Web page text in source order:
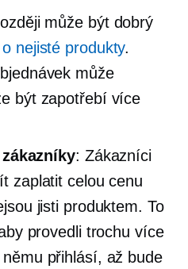
může být dobrý
nejisté produkty.
může
být zapotřebí více
: Zákazníci
zaplatit celou cenu
jisti produktem. To
provedli trochu více
přihlásí, až bude